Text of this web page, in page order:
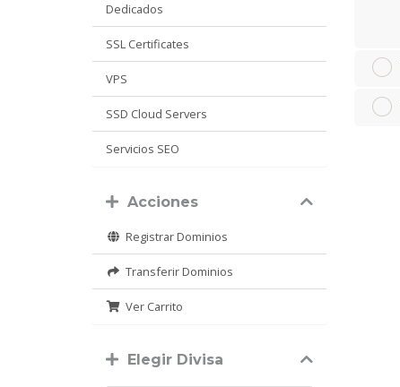
Dedicados
SSL Certificates
VPS
SSD Cloud Servers
Servicios SEO
Acciones
Registrar Dominios
Transferir Dominios
Ver Carrito
Elegir Divisa